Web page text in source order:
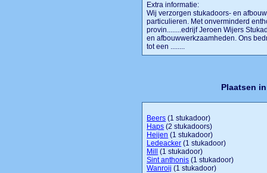
Extra informatie:
Wij verzorgen stukadoors- en
particulieren. Met onverminderd
provin........edrijf Jeroen Wijers
en afbouwwerkzaamheden. Ons
tot een ........
Plaatsen
Beers (1 stukadoor)
Haps (2 stukadoors)
Heijen (1 stukadoor)
Ledeacker (1 stukadoor)
Mill
(1 stukadoor)
Sint anthonis (1 stukadoor)
Wanroij (1 stukadoor)